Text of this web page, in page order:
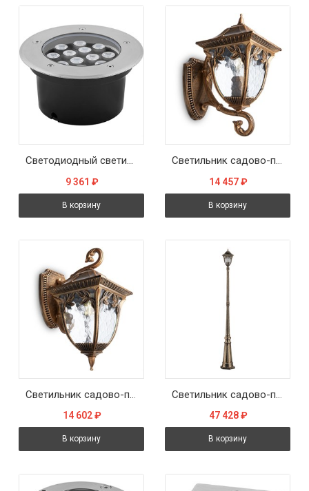
Светодиодный светильник тротуарный (грунтовый) Feron SP4114 12W 6400K 230V IP67
9 361 ₽
В корзину
Светильник садово-парковый Feron PL4071 четырехгранный на стену вверх 60W E27 230V, черное золото
14 457₽
В корзину
Светильник садово-парковый Feron PL4072 четырехгранный на стену вниз 60W E27 230V, черное золото
14 602₽
В корзину
Светильник садово-парковый Feron PL4087 четырехгранный, столб 100W E27 230V, черное золото
47 428₽
В корзину